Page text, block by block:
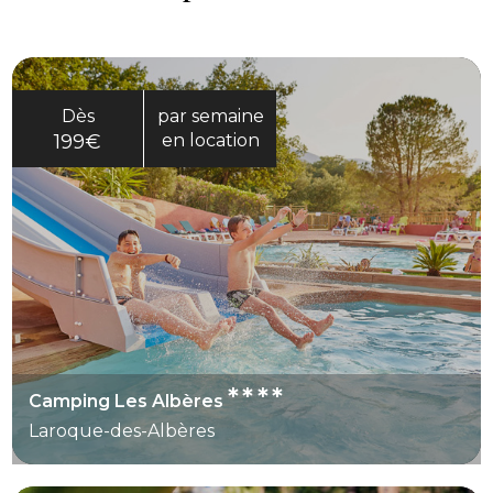
Dès
199€
par semaine
en location
Camping Les Albères****
Laroque-des-Albères